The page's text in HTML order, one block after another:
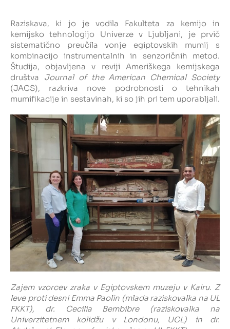
Intranet
Webmail
Knjižnica FKKT
Javna naročila
Alumni UL FKKT
Center za raziskave vode UL
SL EN
Raziskava, ki jo je vodila Fakulteta za kemijo in
kemijsko tehnologijo Univerze v Ljubljani, je prvič
sistematično preučila vonje egiptovskih mumij s
kombinacijo instrumentalnih in senzoričnih metod.
Študija, objavljena v reviji Ameriškega kemijskega
društva Journal of the American Chemical Society
(JACS), razkriva nove podrobnosti o tehnikah
mumifikacije in sestavinah, ki so jih pri tem uporabljali.
Zajem vzorcev zraka v Egiptovskem muzeju v Kairu. Z
leve proti desni Emma Paolin (mlada raziskovalka na UL
FKKT), dr. Cecilia Bembibre (raziskovalka na
Univerzitetnem kolidžu v Londonu, UCL) in dr.